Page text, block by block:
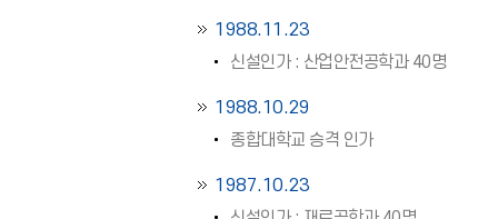
1988.11.23
신설인가 : 산업안전공학과 40명
1988.10.29
종합대학교 승격 인가
1987.10.23